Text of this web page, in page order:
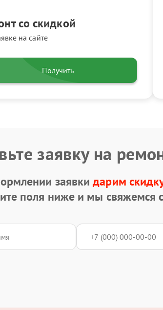
со скидкой
на сайте
Получить
заявку на
заявкидарим
поля ниже и мы свяжемся